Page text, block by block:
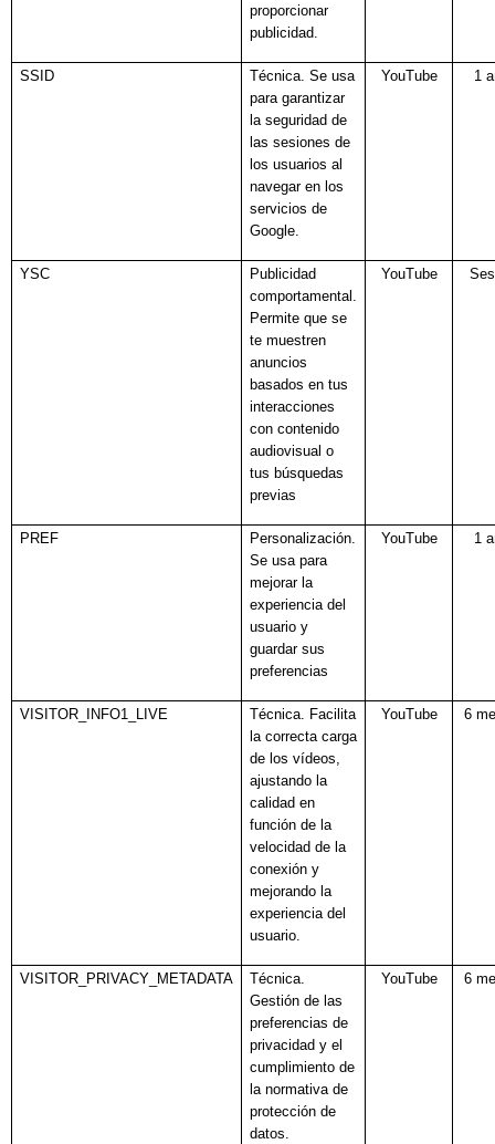
proporcionar
publicidad.
SSID
Técnica. Se usa
para garantizar
la seguridad de
las sesiones de
los usuarios al
navegar en los
servicios de
Google.
YouTube 1
YSC
Publicidad
comportamental.
Permite que se
te muestren
anuncios
basados en tus
interacciones
con contenido
audiovisual o
tus búsquedas
previas
YouTube
PREF
Personalización.
Se usa para
mejorar la
experiencia del
usuario y
guardar sus
preferencias
YouTube 1
VISITOR_INFO1_LIVE
Técnica. Facilita
la correcta carga
de los vídeos,
ajustando la
calidad en
función de la
velocidad de la
conexión y
mejorando la
experiencia del
usuario.
YouTube 6
VISITOR_PRIVACY_METADATA
Técnica.
Gestión de las
preferencias de
privacidad y el
cumplimiento de
la normativa de
protección de
datos.
YouTube 6